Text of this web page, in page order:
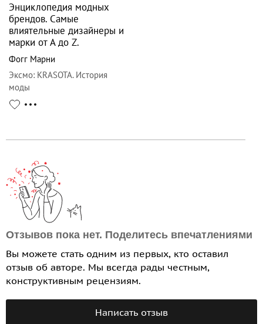
Энциклопедия модных
брендов. Самые
влиятельные дизайнеры и
марки от A до Z.
Фогг Марни
Эксмо: KRASOTA. История
моды
Отзывов пока нет. Поделитесь впечатлениями
Вы можете стать одним из первых, кто оставил
отзыв об авторе. Мы всегда рады честным,
конструктивным рецензиям.
Написать отзыв